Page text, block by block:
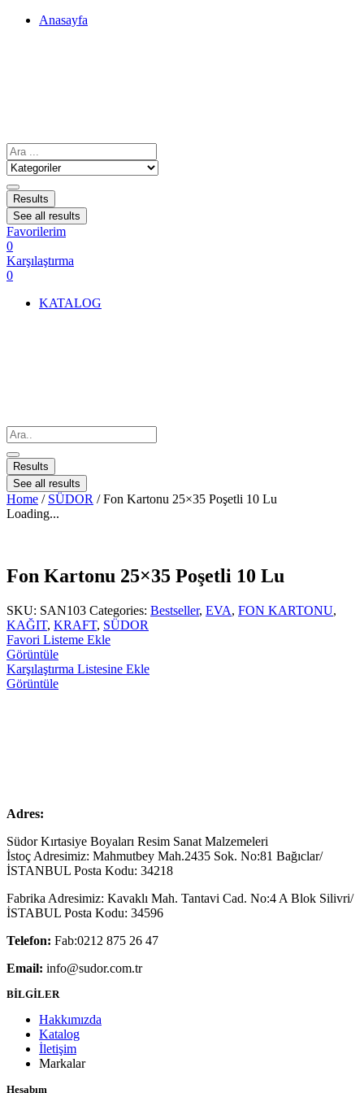
Anasayfa
Results
See all results
Favorilerim
0
Karşılaştırma
0
KATALOG
Results
See all results
Home / SÜDOR / Fon Kartonu 25×35 Poşetli 10 Lu
Loading...
Fon Kartonu 25×35 Poşetli 10 Lu
SKU: SAN103 Categories: Bestseller, EVA, FON KARTONU,
KAĞIT, KRAFT, SÜDOR
Favori Listeme Ekle
Görüntüle
Karşılaştırma Listesine Ekle
Görüntüle
Adres:
Südor Kırtasiye Boyaları Resim Sanat Malzemeleri
İstoç Adresimiz: Mahmutbey Mah.2435 Sok. No:81 Bağıclar/
İSTANBUL Posta Kodu: 34218
Fabrika Adresimiz: Kavaklı Mah. Tantavi Cad. No:4 A Blok Silivri/
İSTABUL Posta Kodu: 34596
Telefon: Fab:0212 875 26 47
Email: info@sudor.com.tr
BİLGİLER
Hakkımızda
Katalog
İletişim
Markalar
Hesabım